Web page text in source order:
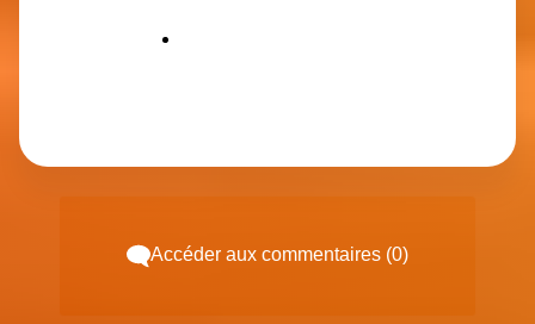
Accéder aux commentaires (0)